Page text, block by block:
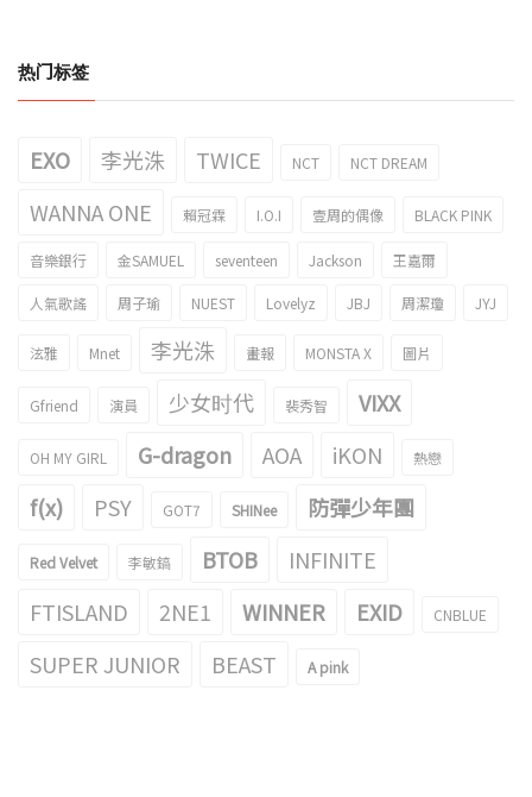
热门标签
EXO 李光洙 TWICE NCT NCT DREAM
WANNA ONE 賴冠霖 I.O.I 壹周的偶像 BLACK PINK
音樂銀行 金SAMUEL seventeen Jackson 王嘉爾
人氣歌謠 周子瑜 NUEST Lovelyz JBJ 周潔瓊 JYJ
泫雅 Mnet 李光洙 畫報 MONSTA X 圖片
Gfriend 演員 少女时代 裴秀智 VIXX
OH MY GIRL G-dragon AOA iKON 熱戀
f(x) PSY GOT7 SHINee 防彈少年團
Red Velvet 李敏鎬 BTOB
INFINITE
FTISLAND
2NE1 WINNER EXID CNBLUE
SUPER JUNIOR BEAST A pink